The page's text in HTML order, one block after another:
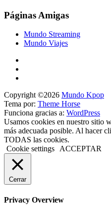
Páginas Amigas
Mundo Streaming
Mundo Viajes
Copyright ©2026 Mundo Kpop
Tema por: Theme Horse
Funciona gracias a: WordPress
Usamos cookies en nuestro sitio
más adecuada posible. Al hacer
TODAS las cookies.
Cookie settings
ACCEPTAR
Cerrar
Privacy Overview